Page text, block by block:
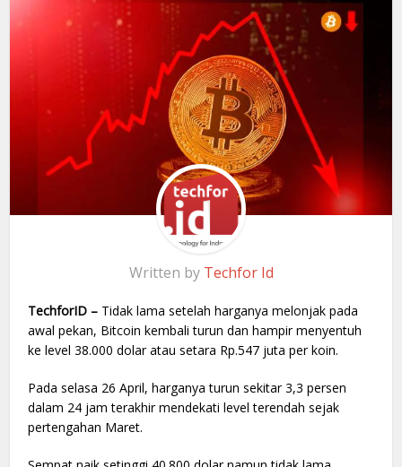
Written by Techfor Id
TechforID – Tidak lama setelah harganya melonjak pada
awal pekan, Bitcoin kembali turun dan hampir menyentuh
ke level 38.000 dolar atau setara Rp.547 juta per koin.
Pada selasa 26 April, harganya turun sekitar 3,3 persen
dalam 24 jam terakhir mendekati level terendah sejak
pertengahan Maret.